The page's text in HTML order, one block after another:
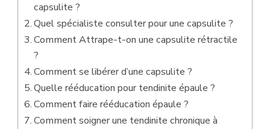
capsulite ?
Quel spécialiste consulter pour une capsulite ?
Comment Attrape-t-on une capsulite rétractile
?
Comment se libérer d’une capsulite ?
Quelle rééducation pour tendinite épaule ?
Comment faire rééducation épaule ?
Comment soigner une tendinite chronique à